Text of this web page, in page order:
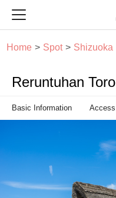
Home Spot Shizuoka
Reruntuhan Toro
Basic Information Access